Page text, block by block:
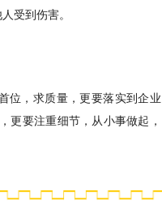
受到伤害。
位，求质量，更要落实到企业
更要注重细节，从小事做起，